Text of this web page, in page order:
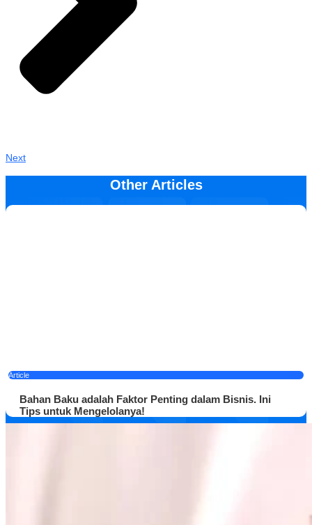
Next
Other Articles
Article
Bahan Baku adalah Faktor Penting dalam Bisnis. Ini
Tips untuk Mengelolanya!